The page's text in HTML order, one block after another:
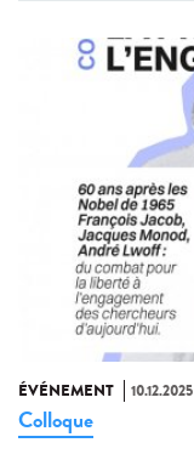
ÉVÉNEMENT 10.12.2025
Colloque